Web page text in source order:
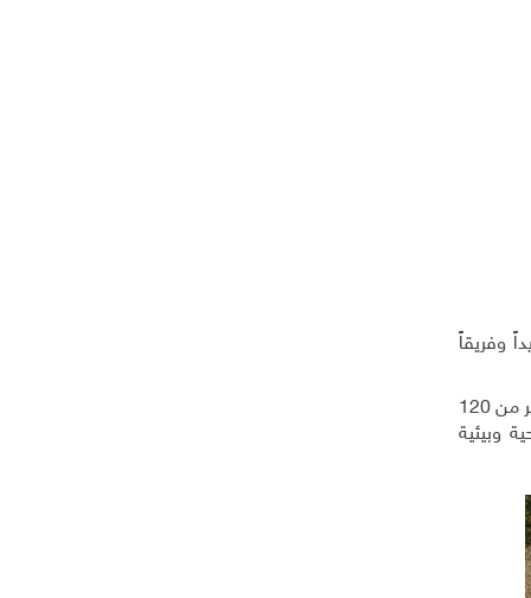
وفريقاً
وانطلقت الرابطة صيف 2021، بعد أن ساهمت خلال ثلاث سنوات في إحياء مرور 100 عام على تأسيس مدرسة البلدة، وجمعت أكثر من 120
وبيئية